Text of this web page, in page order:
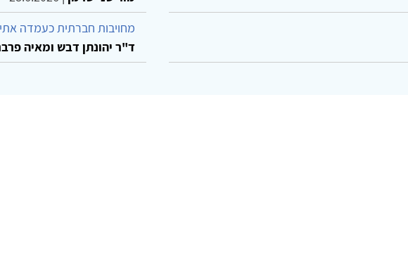
מחויבות חברתית כעמדה
ד"ר יהונתן דבש ומאיה